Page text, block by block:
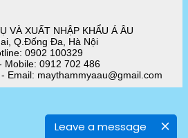
Leave a message
VÀ XUẤT NHẬP KHẨU Á ÂU
Q.Đống Đa, Hà Nội
0902 100329
Mobile: 0912 702 486
Email: maythammyaau@gmail.com